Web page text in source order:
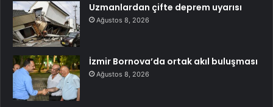
Uzmanlardan çifte deprem uyarısı
Ağustos 8, 2026
İzmir Bornova’da ortak akıl buluşması
Ağustos 8, 2026